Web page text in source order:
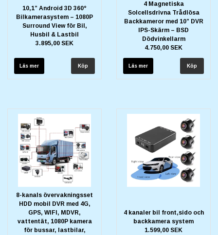
10,1” Android 3D 360°
Bilkamerasystem – 1080P
Surround View för Bil,
Husbil & Lastbil
3.895,00 SEK
Läs mer
4 Magnetiska
Solcellsdrivna Trådlösa
Backkameror med 10” DVR
IPS-Skärm – BSD
Dödvinkellarm
4.750,00 SEK
Läs mer
8-kanals övervakningsset
HDD mobil DVR med 4G,
GPS, WIFI, MDVR,
vattentät, 1080P kamera
för bussar, lastbilar,
4 kanaler bil front,sido och
backkamera system
1.599,00 SEK